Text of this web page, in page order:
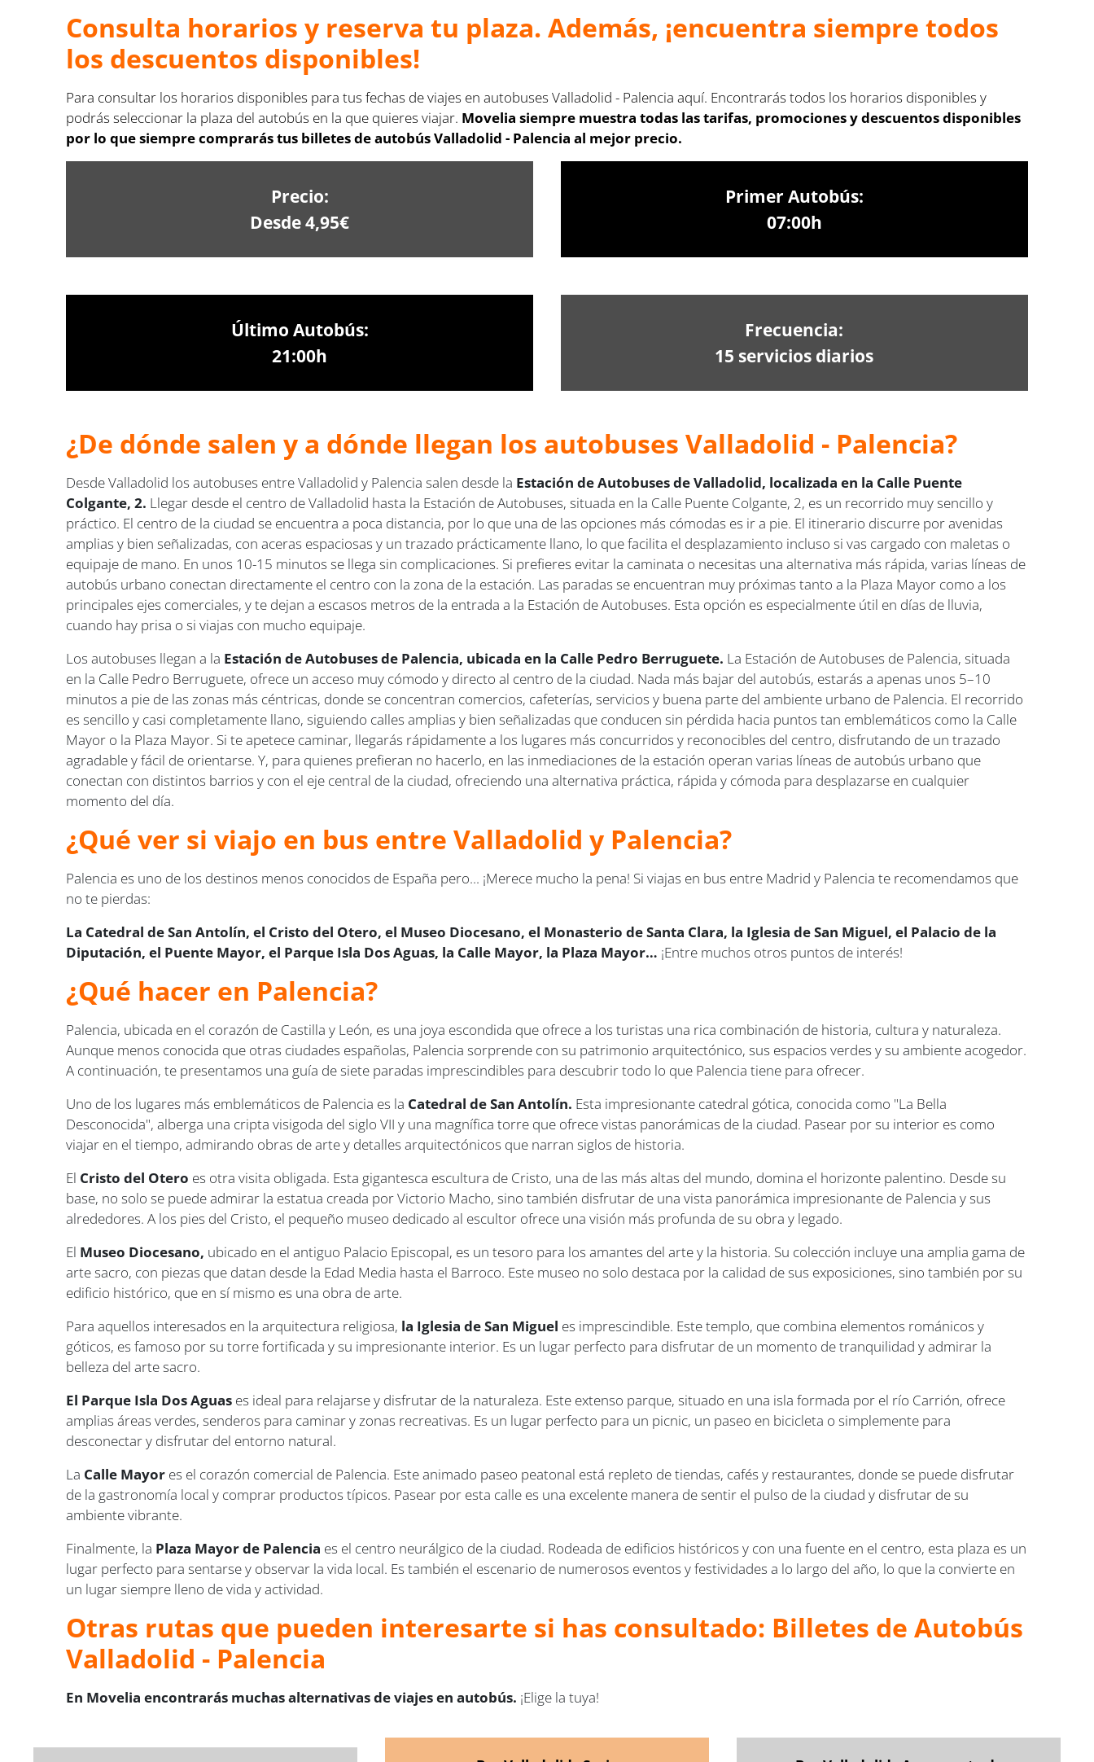
Consulta horarios y reserva tu plaza. Además, ¡encuentra siempre todos
los descuentos disponibles!
Para consultar los horarios disponibles para tus fechas de viajes en autobuses Valladolid - Palencia aquí. Encontrarás todos los horarios disponibles y
podrás seleccionar la plaza del autobús en la que quieres viajar. Movelia siempre muestra todas las tarifas, promociones y descuentos disponibles
por lo que siempre comprarás tus billetes de autobús Valladolid - Palencia al mejor precio.
Precio:
Desde 4,95€
Primer Autobús:
07:00h
Último Autobús:
21:00h
Frecuencia:
15 servicios diarios
¿De dónde salen y a dónde llegan los autobuses Valladolid - Palencia?
Desde Valladolid los autobuses entre Valladolid y Palencia salen desde la Estación de Autobuses de Valladolid, localizada en la Calle Puente
Colgante, 2. Llegar desde el centro de Valladolid hasta la Estación de Autobuses, situada en la Calle Puente Colgante, 2, es un recorrido muy sencillo y
práctico. El centro de la ciudad se encuentra a poca distancia, por lo que una de las opciones más cómodas es ir a pie. El itinerario discurre por avenidas
amplias y bien señalizadas, con aceras espaciosas y un trazado prácticamente llano, lo que facilita el desplazamiento incluso si vas cargado con maletas o
equipaje de mano. En unos 10-15 minutos se llega sin complicaciones. Si prefieres evitar la caminata o necesitas una alternativa más rápida, varias líneas de
autobús urbano conectan directamente el centro con la zona de la estación. Las paradas se encuentran muy próximas tanto a la Plaza Mayor como a los
principales ejes comerciales, y te dejan a escasos metros de la entrada a la Estación de Autobuses. Esta opción es especialmente útil en días de lluvia,
cuando hay prisa o si viajas con mucho equipaje.
Los autobuses llegan a la Estación de Autobuses de Palencia, ubicada en la Calle Pedro Berruguete. La Estación de Autobuses de Palencia, situada
en la Calle Pedro Berruguete, ofrece un acceso muy cómodo y directo al centro de la ciudad. Nada más bajar del autobús, estarás a apenas unos 5–10
minutos a pie de las zonas más céntricas, donde se concentran comercios, cafeterías, servicios y buena parte del ambiente urbano de Palencia. El recorrido
es sencillo y casi completamente llano, siguiendo calles amplias y bien señalizadas que conducen sin pérdida hacia puntos tan emblemáticos como la Calle
Mayor o la Plaza Mayor. Si te apetece caminar, llegarás rápidamente a los lugares más concurridos y reconocibles del centro, disfrutando de un trazado
agradable y fácil de orientarse. Y, para quienes prefieran no hacerlo, en las inmediaciones de la estación operan varias líneas de autobús urbano que
conectan con distintos barrios y con el eje central de la ciudad, ofreciendo una alternativa práctica, rápida y cómoda para desplazarse en cualquier
momento del día.
¿Qué ver si viajo en bus entre Valladolid y Palencia?
Palencia es uno de los destinos menos conocidos de España pero... ¡Merece mucho la pena! Si viajas en bus entre Madrid y Palencia te recomendamos que
no te pierdas:
La Catedral de San Antolín, el Cristo del Otero, el Museo Diocesano, el Monasterio de Santa Clara, la Iglesia de San Miguel, el Palacio de la
Diputación, el Puente Mayor, el Parque Isla Dos Aguas, la Calle Mayor, la Plaza Mayor… ¡Entre muchos otros puntos de interés!
¿Qué hacer en Palencia?
Palencia, ubicada en el corazón de Castilla y León, es una joya escondida que ofrece a los turistas una rica combinación de historia, cultura y naturaleza.
Aunque menos conocida que otras ciudades españolas, Palencia sorprende con su patrimonio arquitectónico, sus espacios verdes y su ambiente acogedor.
A continuación, te presentamos una guía de siete paradas imprescindibles para descubrir todo lo que Palencia tiene para ofrecer.
Uno de los lugares más emblemáticos de Palencia es la Catedral de San Antolín. Esta impresionante catedral gótica, conocida como "La Bella
Desconocida", alberga una cripta visigoda del siglo VII y una magnífica torre que ofrece vistas panorámicas de la ciudad. Pasear por su interior es como
viajar en el tiempo, admirando obras de arte y detalles arquitectónicos que narran siglos de historia.
El Cristo del Otero es otra visita obligada. Esta gigantesca escultura de Cristo, una de las más altas del mundo, domina el horizonte palentino. Desde su
base, no solo se puede admirar la estatua creada por Victorio Macho, sino también disfrutar de una vista panorámica impresionante de Palencia y sus
alrededores. A los pies del Cristo, el pequeño museo dedicado al escultor ofrece una visión más profunda de su obra y legado.
El Museo Diocesano, ubicado en el antiguo Palacio Episcopal, es un tesoro para los amantes del arte y la historia. Su colección incluye una amplia gama de
arte sacro, con piezas que datan desde la Edad Media hasta el Barroco. Este museo no solo destaca por la calidad de sus exposiciones, sino también por su
edificio histórico, que en sí mismo es una obra de arte.
Para aquellos interesados en la arquitectura religiosa, la Iglesia de San Miguel es imprescindible. Este templo, que combina elementos románicos y
góticos, es famoso por su torre fortificada y su impresionante interior. Es un lugar perfecto para disfrutar de un momento de tranquilidad y admirar la
belleza del arte sacro.
El Parque Isla Dos Aguas es ideal para relajarse y disfrutar de la naturaleza. Este extenso parque, situado en una isla formada por el río Carrión, ofrece
amplias áreas verdes, senderos para caminar y zonas recreativas. Es un lugar perfecto para un picnic, un paseo en bicicleta o simplemente para
desconectar y disfrutar del entorno natural.
La Calle Mayor es el corazón comercial de Palencia. Este animado paseo peatonal está repleto de tiendas, cafés y restaurantes, donde se puede disfrutar
de la gastronomía local y comprar productos típicos. Pasear por esta calle es una excelente manera de sentir el pulso de la ciudad y disfrutar de su
ambiente vibrante.
Finalmente, la Plaza Mayor de Palencia es el centro neurálgico de la ciudad. Rodeada de edificios históricos y con una fuente en el centro, esta plaza es un
lugar perfecto para sentarse y observar la vida local. Es también el escenario de numerosos eventos y festividades a lo largo del año, lo que la convierte en
un lugar siempre lleno de vida y actividad.
Otras rutas que pueden interesarte si has consultado: Billetes de Autobús
Valladolid - Palencia
En Movelia encontrarás muchas alternativas de viajes en autobús. ¡Elige la tuya!